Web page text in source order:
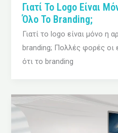
Γιατί Το Logo Είναι
Όλο Το Branding;
Γιατί το logo είναι μόνο η
branding; Πολλές φορές οι
ότι το branding